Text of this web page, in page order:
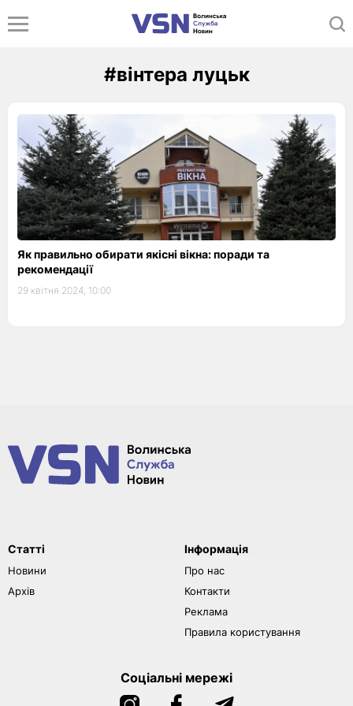
#вінтера луцьк
Як правильно обирати якісні вікна: поради та
рекомендації
29 квітня 2024, 10:00
Статті
Новини
Архів
Інформація
Про нас
Контакти
Реклама
Правила користування
Соціальні мережі